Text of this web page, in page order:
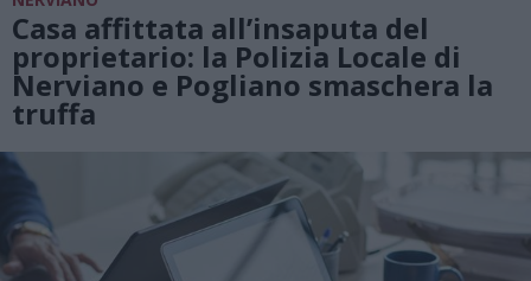
Casa affittata all’insaputa del
proprietario: la Polizia Locale di
Nerviano e Pogliano smaschera la
truffa